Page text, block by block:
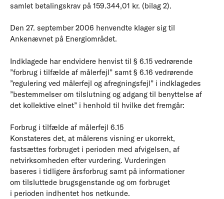
samlet betalingskrav på 159.344,01 kr. (bilag 2).
Den 27. september 2006 henvendte klager sig til
Ankenævnet på Energiområdet.
Indklagede har endvidere henvist til § 6.15 vedrørende
”forbrug i tilfælde af målerfejl” samt § 6.16 vedrørende
”regulering ved målerfejl og afregningsfejl” i indklagedes
”bestemmelser om tilslutning og adgang til benyttelse af
det kollektive elnet” i henhold til hvilke det fremgår:
Forbrug i tilfælde af målerfejl 6.15
Konstateres det, at målerens visning er ukorrekt,
fastsættes forbruget i perioden med afvigelsen, af
netvirksomheden efter vurdering. Vurderingen
baseres i tidligere årsforbrug samt på informationer
om tilsluttede brugsgenstande og om forbruget
i perioden indhentet hos netkunde.